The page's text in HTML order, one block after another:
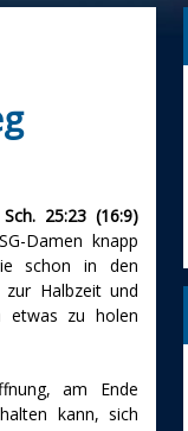
25:23 (16:9)
Damen knapp
schon in den
Halbzeit und
etwas zu holen
am Ende
kann, sich